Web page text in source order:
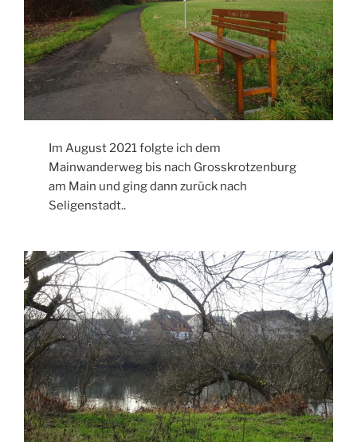
Im August 2021 folgte ich dem
Mainwanderweg bis nach Grosskrotzenburg
am Main und ging dann zurück nach
Seligenstadt..